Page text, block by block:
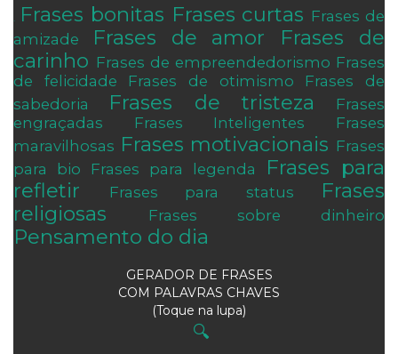
Frases bonitas Frases curtas Frases de
amizade
Frases de amor
Frases de
carinho Frases de empreendedorismo Frases
de felicidade
Frases de otimismo
Frases de
sabedoria
Frases de tristeza
Frases
engraçadas
Frases Inteligentes
Frases
maravilhosas Frases motivacionais Frases
para bio
Frases para legenda
Frases para
refletir
Frases para status
Frases
religiosas
Frases sobre dinheiro
Pensamento do dia
GERADOR DE FRASES
COM PALAVRAS CHAVES
(Toque na lupa)
🔍